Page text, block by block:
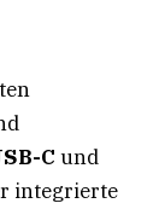
C und
integrierte